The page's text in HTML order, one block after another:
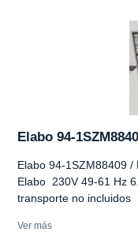
Elabo 94-
Elabo 94-1SZM88409 /
Elabo 230V 49-61 Hz
transporte no incluidos
Ver más